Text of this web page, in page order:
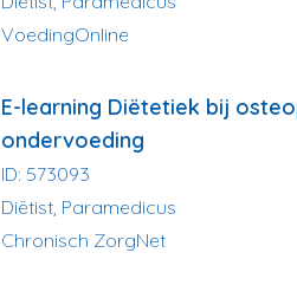
VoedingOnline
E-learning Diëtetiek bij
ondervoeding
ID: 573093
Diëtist, Paramedicus
Chronisch ZorgNet